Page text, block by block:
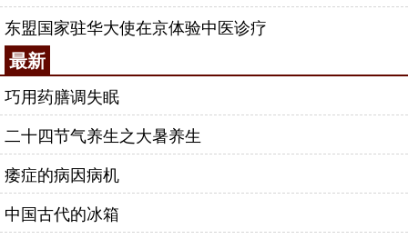
东盟国家驻华大使在京体验中医诊疗
最新
巧用药膳调失眠
二十四节气养生之大暑养生
痿症的病因病机
中国古代的冰箱